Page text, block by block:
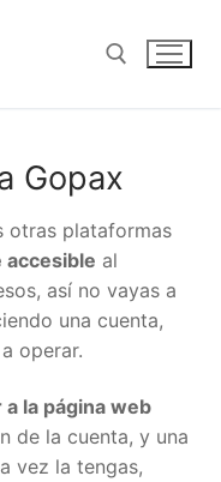
Gopax
otras plataformas
accesible al
así no vayas a
una cuenta,
operar.
a la página web
de la cuenta, y
vez la tengas,